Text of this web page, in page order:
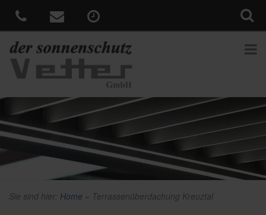
Sie sind hier: Home » Terrassenüberdachung Kreuztal